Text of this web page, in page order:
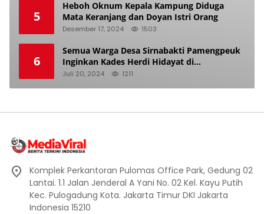
5
Heboh Oknum Kepala Kampung Diduga
Mata Keranjang dan Doyan Istri Orang
Desember 17, 2024 1503
6
Semua Warga Desa Sirnabakti Pamengpeuk
Inginkan Kades Herdi Hidayat di
Berhentikan Dari Jabatan nya
Juli 20, 2024 1211
Komplek Perkantoran Pulomas Office Park, Gedung 02
Lantai. 1.1 Jalan Jenderal A Yani No. 02 Kel. Kayu Putih
Kec. Pulogadung Kota. Jakarta Timur DKI Jakarta
Indonesia 15210